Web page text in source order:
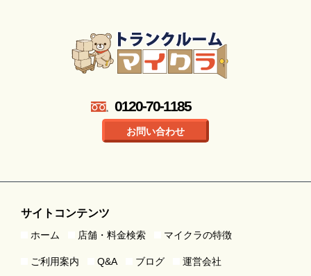
0120-70-1185
お問い合わせ
サイトコンテンツ
ホーム 店舗・料金検索 マイクラの特徴
ご利用案内 Q&A ブログ 運営会社